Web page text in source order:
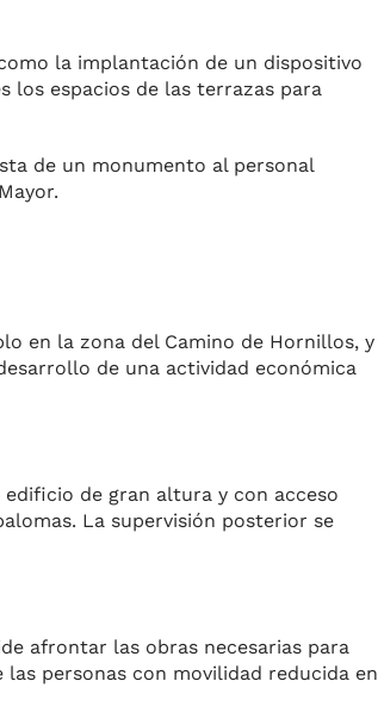
la implantación de un dispositivo
los espacios de las terrazas para
de un monumento al personal
en la zona del Camino de Hornillos, y
de una actividad económica
de gran altura y con acceso
La supervisión posterior se
afrontar las obras necesarias para
personas con movilidad reducida en